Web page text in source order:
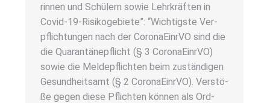
rin­nen und Schü­lern sowie Lehr­kräf­ten in
Covid-19-Risi­­ko­­ge­­bie­­te”: “Wich­tigs­te Ver­
pflich­tun­gen nach der Coro­na­EinrVO sind die
die Qua­ran­tä­ne­pflicht (§ 3 Coro­na­EinrVO)
sowie die Mel­de­pflich­ten beim zustän­di­gen
Gesund­heits­amt (§ 2 Coro­na­EinrVO). Ver­stö­
ße gegen die­se Pflich­ten kön­nen als Ord­